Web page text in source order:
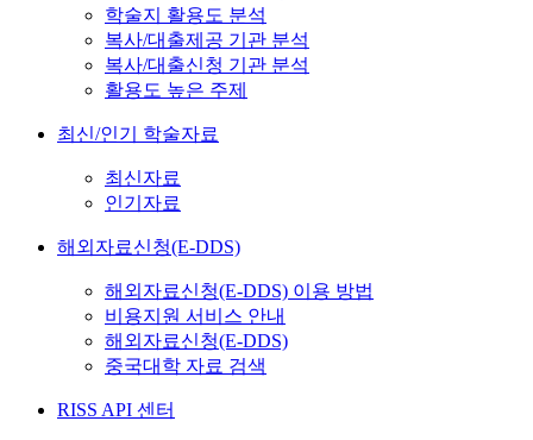
학술지 활용도 분석
복사/대출제공 기관 분석
복사/대출신청 기관 분석
활용도 높은 주제
최신/인기 학술자료
최신자료
인기자료
해외자료신청(E-DDS)
해외자료신청(E-DDS) 이용 방법
비용지원 서비스 안내
해외자료신청(E-DDS)
중국대학 자료 검색
RISS API 센터